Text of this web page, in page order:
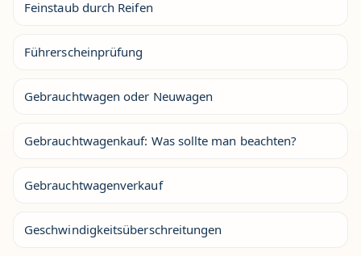
Feinstaub durch Reifen
Führerscheinprüfung
Gebrauchtwagen oder Neuwagen
Gebrauchtwagenkauf: Was sollte man beachten?
Gebrauchtwagenverkauf
Geschwindigkeitsüberschreitungen